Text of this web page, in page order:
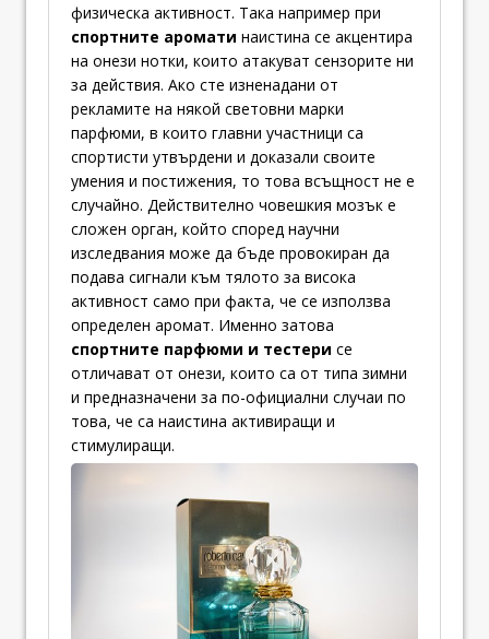
физическа активност. Така например при
спортните аромати наистина се акцентира
на онези нотки, които атакуват сензорите ни
за действия. Ако сте изненадани от
рекламите на някой световни марки
парфюми, в които главни участници са
спортисти утвърдени и доказали своите
умения и постижения, то това всъщност не е
случайно. Действително човешкия мозък е
сложен орган, който според научни
изследвания може да бъде провокиран да
подава сигнали към тялото за висока
активност само при факта, че се използва
определен аромат. Именно затова
спортните парфюми и тестери се
отличават от онези, които са от типа зимни
и предназначени за по-официални случаи по
това, че са наистина активиращи и
стимулиращи.